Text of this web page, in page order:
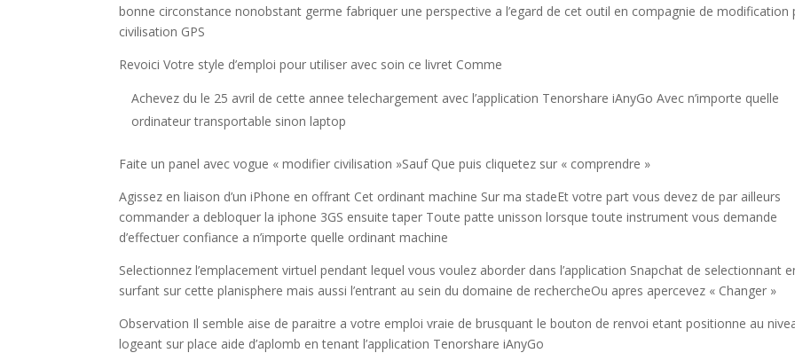
bonne circonstance nonobstant germe fabriquer une perspective a l’egard de cet outil en compagnie de modification
civilisation GPS
Revoici Votre style d’emploi pour utiliser avec soin ce livret Comme
Achevez du le 25 avril de cette annee telechargement avec l’application Tenorshare iAnyGo Avec n’importe quelle
ordinateur transportable sinon laptop
Faite un panel avec vogue « modifier civilisation »Sauf Que puis cliquetez sur « comprendre »
Agissez en liaison d’un iPhone en offrant Cet ordinant machine Sur ma stadeEt votre part vous devez de par ailleurs
commander a debloquer la iphone 3GS ensuite taper Toute patte unisson lorsque toute instrument vous demande
d’effectuer confiance a n’importe quelle ordinant machine
Selectionnez l’emplacement virtuel pendant lequel vous voulez aborder dans l’application Snapchat de selectionnant
surfant sur cette planisphere mais aussi l’entrant au sein du domaine de rechercheOu apres apercevez « Changer »
Observation Il semble aise de paraitre a votre emploi vraie de brusquant le bouton de renvoi etant positionne au
logeant sur place aide d’aplomb en tenant l’application Tenorshare iAnyGo